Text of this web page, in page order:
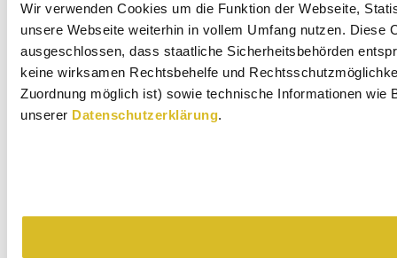
Wir verwenden Cookies um die Funktion der Webseite,
unsere Webseite weiterhin in vollem Umfang nutzen.
ausgeschlossen, dass staatliche Sicherheitsbehörden
keine wirksamen Rechtsbehelfe und
Zuordnung möglich ist) sowie technische Informationen wie
unserer Datenschutzerklärung.